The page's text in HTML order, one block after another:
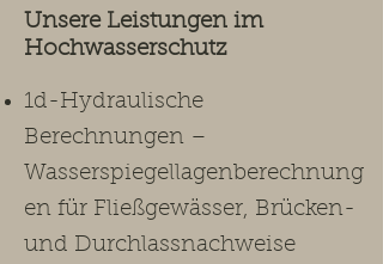
Unsere Leistungen im
Hochwasserschutz ​
1d-Hydraulische
Berechnungen –
Wasserspiegellagenberechnung
en für Fließgewässer, Brücken-
und Durchlassnachweise